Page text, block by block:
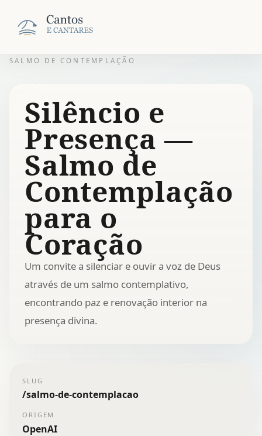
SALMO DE CONTEMPLAÇÃO
Silêncio e
Presença —
Salmo de
Contemplação
para o
Coração
Um convite a silenciar e ouvir a voz de Deus
através de um salmo contemplativo,
encontrando paz e renovação interior na
presença divina.
SLUG
/salmo-de-contemplacao
ORIGEM
OpenAI